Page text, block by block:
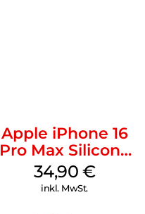
Apple iPhone 16
Pro Max Silicone
Case MagSafe
Denim
34,90 €
inkl. MwSt.